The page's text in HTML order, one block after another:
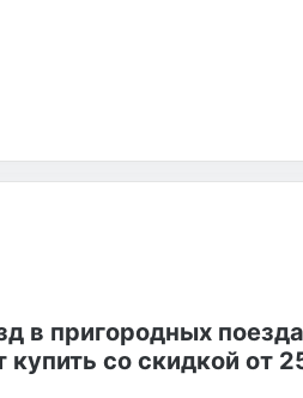
в пригородных
со скидкой от